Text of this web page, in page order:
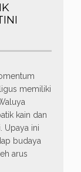
memiliki
kain dan
Upaya ini
budaya
arus